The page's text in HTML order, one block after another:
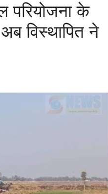
परियोजना के
विस्थापित ने